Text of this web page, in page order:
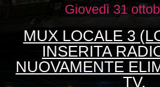
Giovedì 31
MUX LOCALE 3
INSERITA
NUOVAMENTE
TV.